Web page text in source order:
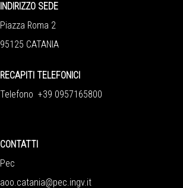
INDIRIZZO SEDE
Piazza Roma 2
95125 CATANIA
RECAPITI TELEFONICI
Telefono +39 0957165800
CONTATTI
Pec
aoo.catania@pec.ingv.it